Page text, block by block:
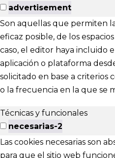
advertisement
Son aquellas que permiten
eficaz posible, de los
caso, el editor haya incluido
aplicación o plataforma
solicitado en base a criterios
o la frecuencia en la que se
Técnicas y funcionales
necesarias-2
Las cookies necesarias son
para que el sitio web